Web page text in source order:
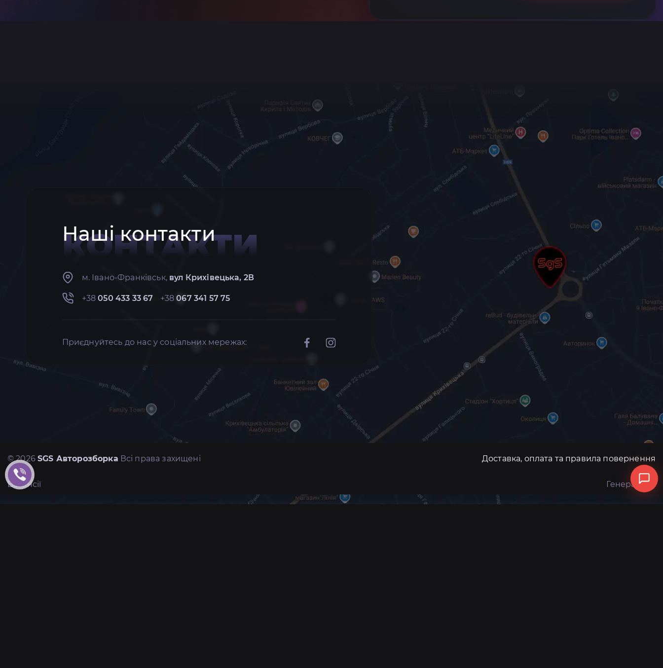
Наші контакти
КОНТАКТИ
м. Івано-Франківськ, вул Крихівецька, 2В
+38050 433 33 67 +38067 341 57 75
Приєднуйтесь до нас у соціальних мережах:
© 2026SGS Авторозборка Всі права захищені Доставка, оплата та правила повернення
Вакансії Генератори